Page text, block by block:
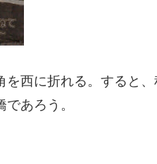
西に折れる。すると、
あろう。